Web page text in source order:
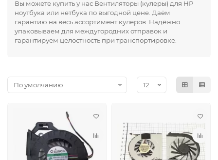
Вы можете купить у нас Вентиляторы (кулеры) для HP
ноутбука или нетбука по выгодной цене. Даём
гарантию на весь ассортимент кулеров. Надёжно
упаковываем для междугородних отправок и
гарантируем целостность при транспортировке.